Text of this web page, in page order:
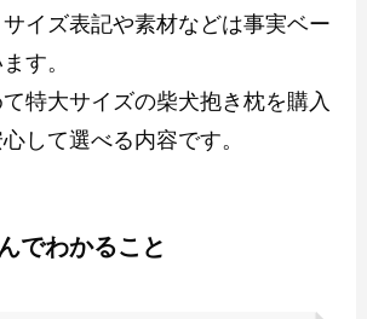
イズ表記や素材などは事実ベー
す。
特大サイズの柴犬抱き枕を購入
して選べる内容です。
でわかること